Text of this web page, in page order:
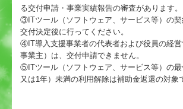
る交付申請・事業実績報告の審査があります。
③ITツール（ソフトウェア、サービス等）の
交付決定後に行ってください。
④IT導入支援事業者の代表者および役員の経営
事業主）は、交付申請できません。
⑤ITツール（ソフトウェア、サービス等）の
又は1年）未満の利用解除は補助金返還の対象